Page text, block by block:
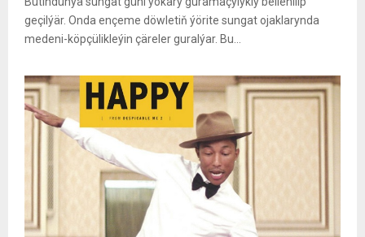
geçilýär. Onda ençeme döwletiň ýörite sungat ojaklarynda
medeni-köpçülikleýin çäreler guralýar. Bu...